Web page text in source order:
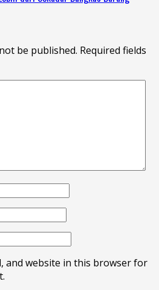
be published. Required fields
and website in this browser for